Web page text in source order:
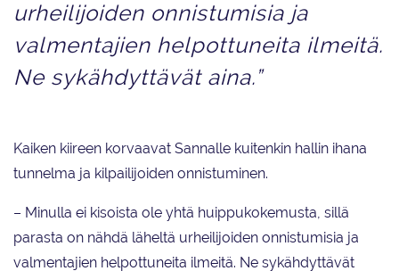
urheilijoiden onnistumisia ja
valmentajien helpottuneita ilmeitä.
Ne sykähdyttävät aina.”
Kaiken kiireen korvaavat Sannalle kuitenkin hallin ihana
tunnelma ja kilpailijoiden onnistuminen.
– Minulla ei kisoista ole yhtä huippukokemusta, sillä
parasta on nähdä läheltä urheilijoiden onnistumisia ja
valmentajien helpottuneita ilmeitä. Ne sykähdyttävät